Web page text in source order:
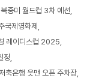
중미 월드컵 3차 예선
국제영화제
레이디스컵 2025
정
은행 읏맨 오픈 주차장